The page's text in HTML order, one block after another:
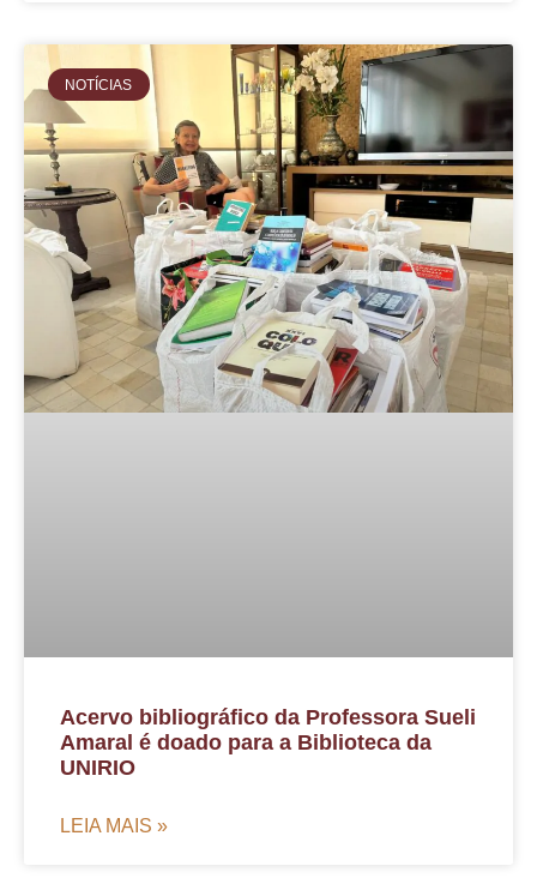
NOTÍCIAS
Acervo bibliográfico da Professora Sueli
Amaral é doado para a Biblioteca da
UNIRIO
LEIA MAIS »